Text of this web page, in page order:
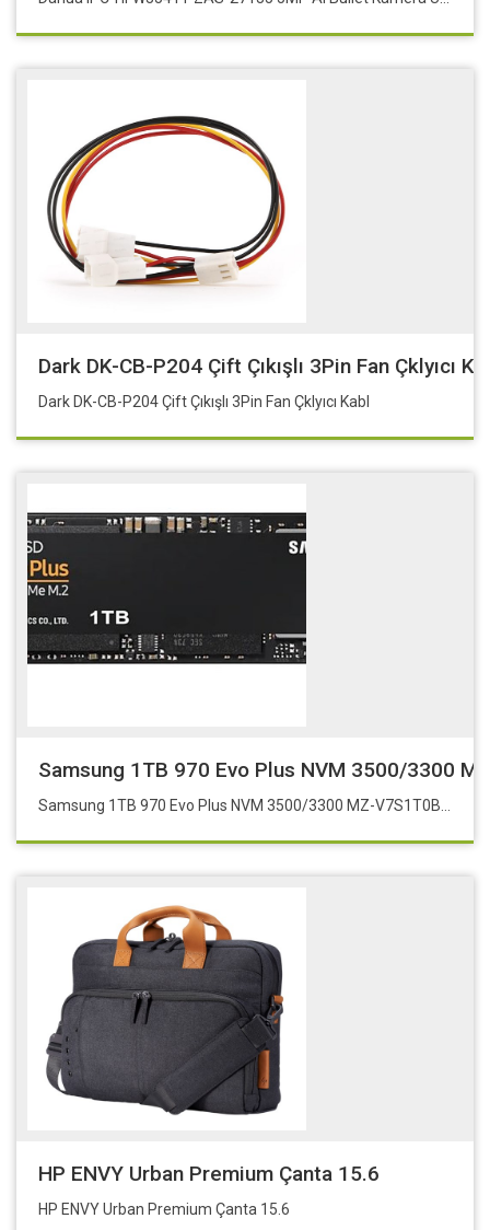
Dark DK-CB-P204 Çift Çıkışlı 3Pin Fan Çklyıcı
Dark DK-CB-P204 Çift Çıkışlı 3Pin Fan Çklyıcı Kabl
Samsung 1TB 970 Evo Plus NVM 3500/3300
HP ENVY Urban Premium Çanta 15.6
HP ENVY Urban Premium Çanta 15.6